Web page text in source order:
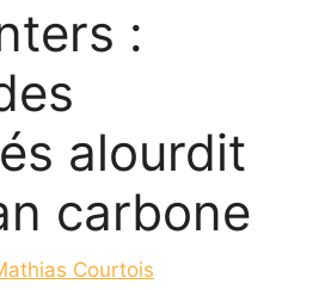
:
alourdit
carbone
Courtois